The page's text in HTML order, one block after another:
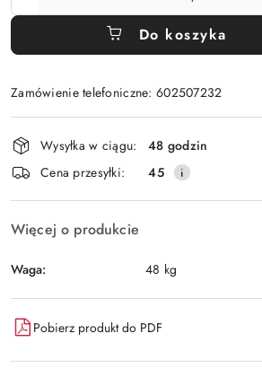
Do koszyka
Zamówienie telefoniczne: 602507232
Wyślij
Dostępność
i
dostawa
Wysyłka w ciągu:
48 godzin
Cena przesyłki:
45
Więcej o produkcie
Waga: 48 kg
Pobierz produkt do PDF